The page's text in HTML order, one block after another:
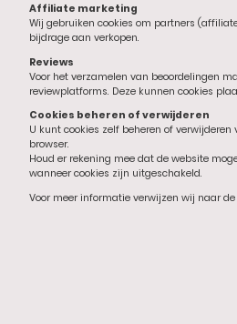
Affiliate marketing
Wij gebruiken cookies om partners
bijdrage aan verkopen.
Reviews
Voor het verzamelen van beoordelingen
reviewplatforms. Deze kunnen cookies
Cookies beheren of verwijderen
U kunt cookies zelf beheren of
browser.
Houd er rekening mee dat de website
wanneer cookies zijn uitgeschakeld.
Voor meer informatie verwijzen wij naar